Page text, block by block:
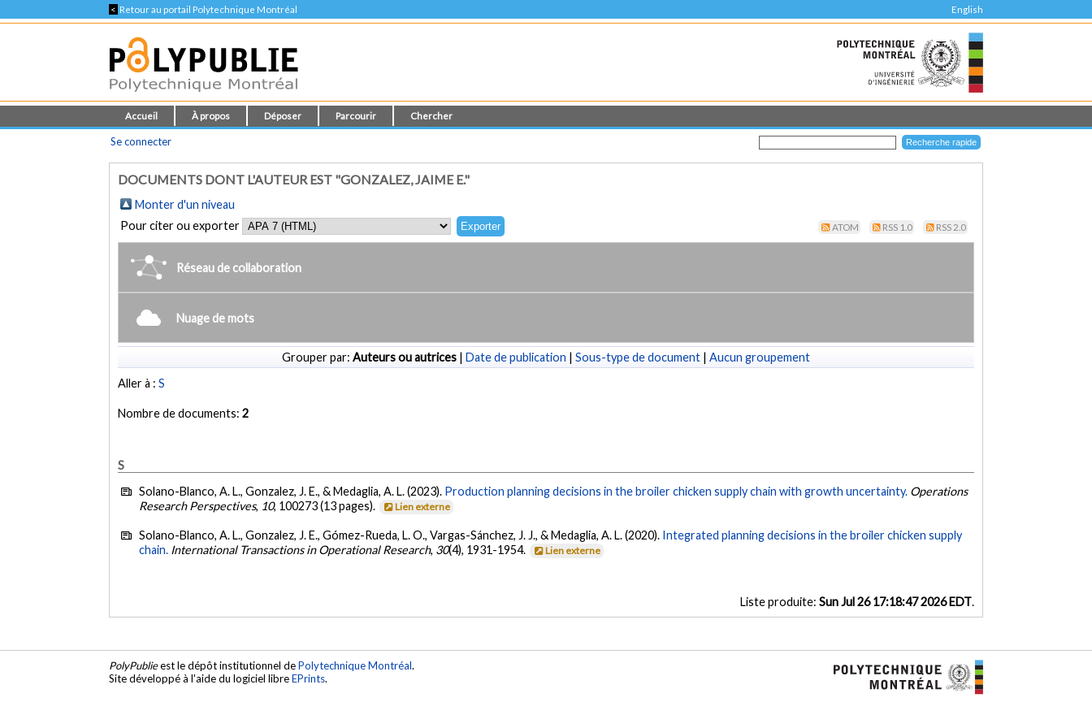
< Retour au portail Polytechnique Montréal English
Accueil À propos Déposer Parcourir Chercher
Se connecter
DOCUMENTS DONT L'AUTEUR EST "GONZALEZ, JAIME E."
Monter d'un niveau
Pour citer ou exporter
ATOM RSS 1.0 RSS 2.0
Réseau de collaboration
Nuage de mots
Grouper par: Auteurs ou autrices | Date de publication | Sous-type de document | Aucun groupement
Aller à :S
Nombre de documents:2
S
Solano-Blanco, A. L., Gonzalez, J. E., & Medaglia, A. L. (2023). Production planning decisions in the broiler chicken supply chain with growth uncertainty. Operations
Research Perspectives, 10, 100273 (13 pages). Lien externe
Solano-Blanco, A. L., Gonzalez, J. E., Gómez-Rueda, L. O., Vargas-Sánchez, J. J., & Medaglia, A. L. (2020). Integrated planning decisions in the broiler chicken supply
chain. International Transactions in Operational Research, 30(4), 1931-1954. Lien externe
Liste produite: Sun Jul 26 17:18:47 2026 EDT.
PolyPublieest le dépôt institutionnel dePolytechnique Montréal.
Site développé à l'aide du logiciel libreEPrints.